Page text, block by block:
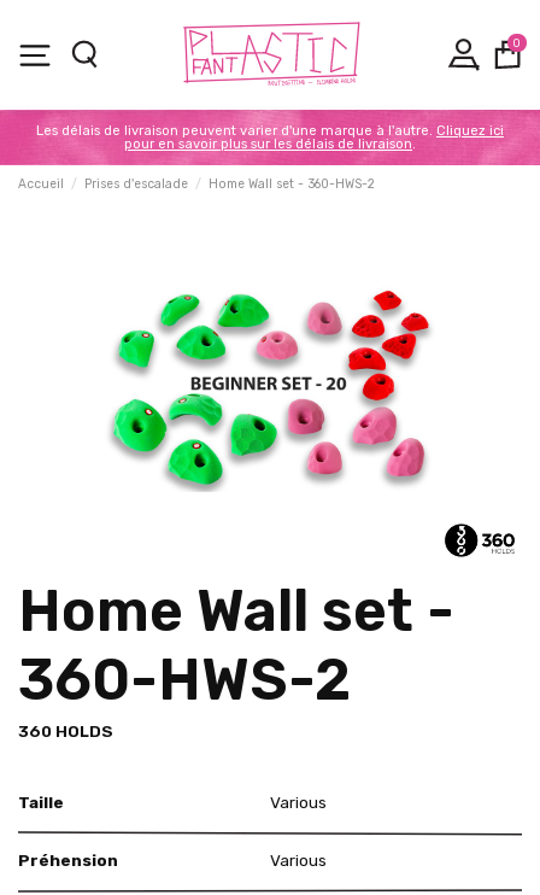
0
Les délais de livraison peuvent varier d'une marque à l'autre. Cliquez ici
pour en savoir plus sur les délais de livraison.
Accueil Prises d'escalade Home Wall set - 360-HWS-2
Home Wall set -
360-HWS-2
360 HOLDS
Taille Various
Préhension Various